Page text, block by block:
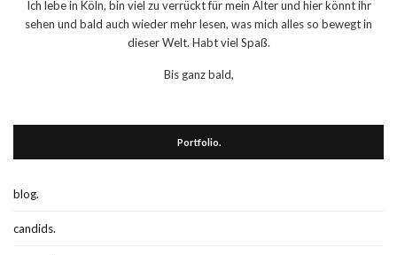
Ich lebe in Köln, bin viel zu verrückt für mein Alter und hier könnt ihr
sehen und bald auch wieder mehr lesen, was mich alles so bewegt in
dieser Welt. Habt viel Spaß.
Bis ganz bald,
Portfolio.
blog.
candids.